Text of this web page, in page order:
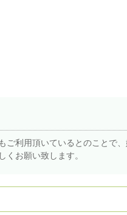
利用頂いているとのことで
くお願い致します。